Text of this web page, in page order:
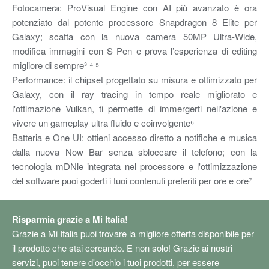
Fotocamera: ProVisual Engine con AI più avanzato è ora
potenziato dal potente processore Snapdragon 8 Elite per
Galaxy; scatta con la nuova camera 50MP Ultra-Wide,
modifica immagini con S Pen e prova l’esperienza di editing
migliore di sempre³ ⁴ ⁵
Performance: il chipset progettato su misura e ottimizzato per
Galaxy, con il ray tracing in tempo reale migliorato e
l'ottimazione Vulkan, ti permette di immergerti nell'azione e
vivere un gameplay ultra fluido e coinvolgente⁶
Batteria e One UI: ottieni accesso diretto a notifiche e musica
dalla nuova Now Bar senza sbloccare il telefono; con la
tecnologia mDNle integrata nel processore e l'ottimizzazione
del software puoi goderti i tuoi contenuti preferiti per ore e ore⁷
Risparmia grazie a Mi Italia!
Grazie a Mi Italia puoi trovare la migliore offerta disponibile per
il prodotto che stai cercando. E non solo! Grazie ai nostri
servizi, puoi tenere d'occhio i tuoi prodotti, per essere